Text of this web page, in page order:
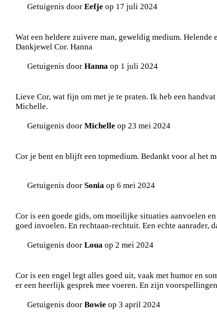
Getuigenis door Eefje op 17 juli 2024
Wat een heldere zuivere man, geweldig medium. Helende
Dankjewel Cor. Hanna
Getuigenis door Hanna op 1 juli 2024
Lieve Cor, wat fijn om met je te praten. Ik heb een
Michelle.
Getuigenis door Michelle op 23 mei 2024
Cor je bent en blijft een topmedium. Bedankt voor al het
Getuigenis door Sonia op 6 mei 2024
Cor is een goede gids, om moeilijke situaties aanvoelen
goed invoelen. En rechtaan-rechtuit. Een echte aanrader,
Getuigenis door Loua op 2 mei 2024
Cor is een engel legt alles goed uit, vaak met humor en
er een heerlijk gesprek mee voeren. En zijn
Getuigenis door Bowie op 3 april 2024